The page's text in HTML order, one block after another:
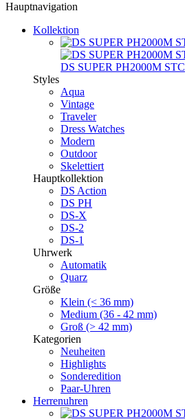
Hauptnavigation
Kollektion
DS SUPER PH2000M STC
Styles
Aqua
Vintage
Traveler
Dress Watches
Modern
Outdoor
Skelettiert
Hauptkollektion
DS Action
DS PH
DS-X
DS-2
DS-1
Uhrwerk
Automatik
Quarz
Größe
Klein (< 36 mm)
Medium (36 - 42 mm)
Groß (> 42 mm)
Kategorien
Neuheiten
Highlights
Sonderedition
Paar-Uhren
Herrenuhren